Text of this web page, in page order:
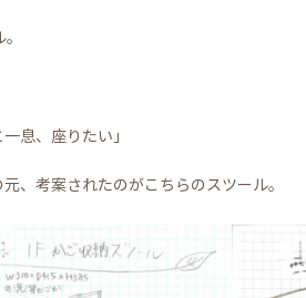
息、座りたい」
、考案されたのがこちらのスツール。